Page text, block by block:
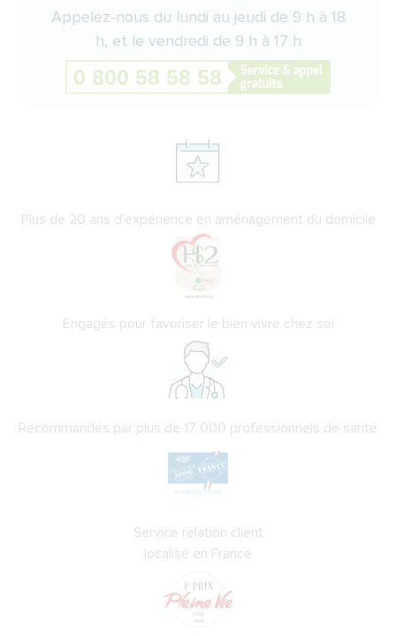
Appelez-nous du lundi au jeudi de 9 h à 18
h, et le vendredi de 9 h à 17 h
Plus de 20 ans d'expérience en aménagement du domicile
Engagés pour favoriser le bien vivre chez soi
Recommandés par plus de 17 000 professionnels de santé
Service relation client
localisé en France